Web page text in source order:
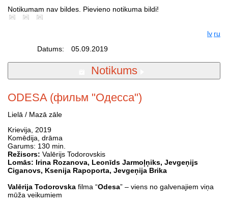
Notikumam nav bildes. Pievieno notikuma bildi!
lv ru
Datums:
05.09.2019
Notikums
ODESA (фильм "Одесса")
Lielā / Mazā zāle
Krievija, 2019
Komēdija, drāma
Garums: 130 min.
Režisors: Valērijs Todorovskis
Lomās: Irina Rozanova, Leonīds Jarmoļņiks, Jevgeņijs
Ciganovs, Ksenija Rapoporta, Jevgeņija Brika
Valērija Todorovska filma “Odesa” – viens no galvenajiem viņa
mūža veikumiem